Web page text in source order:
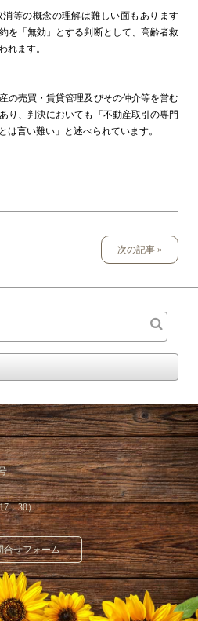
等の概念の理解は難しい面もあります
を「無効」とする判断として、高齢者救
れます。
の売買・賃貸管理及びその仲介等を営む
り、判決においても「不動産取引の専門
言い難い」と述べられています。
次の記事 »
：30）
合せフォーム